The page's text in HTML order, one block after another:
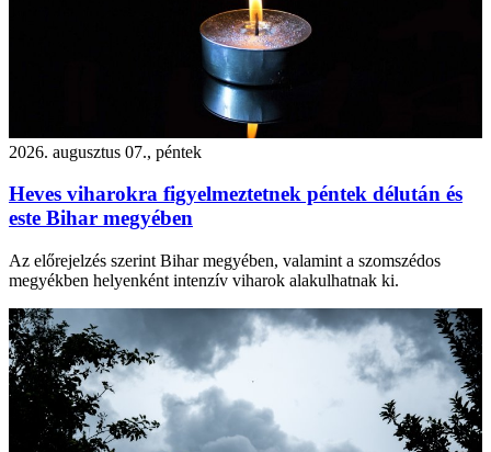
2026. augusztus 07., péntek
Heves viharokra figyelmeztetnek péntek délután és
este Bihar megyében
Az előrejelzés szerint Bihar megyében, valamint a szomszédos
megyékben helyenként intenzív viharok alakulhatnak ki.